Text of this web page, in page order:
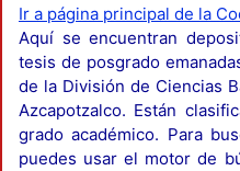
Ir a página principal de la
Aquí se encuentran
tesis de posgrado
de la División de Ciencias
Azcapotzalco. Están
grado académico. Para
puedes usar el motor de